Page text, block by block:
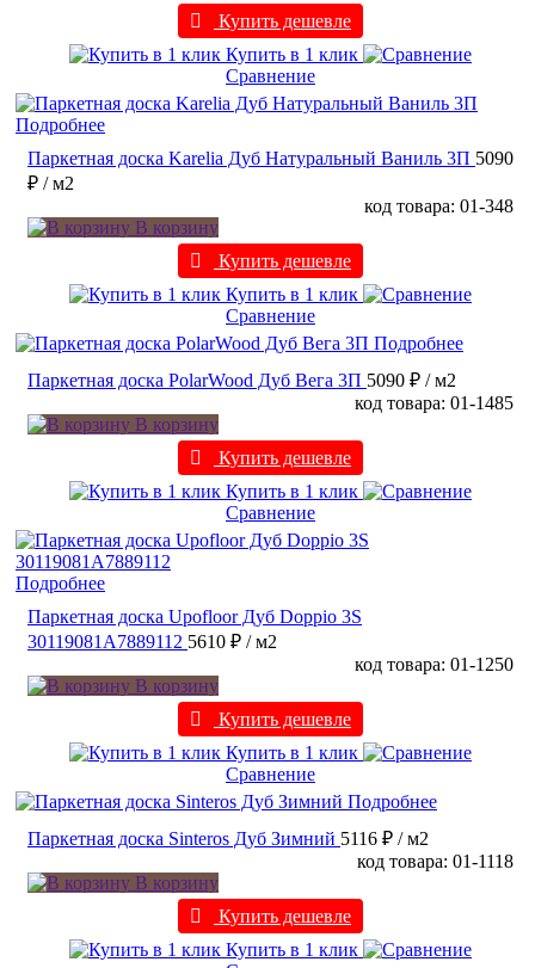
Купить дешевле
Купить в 1 клик
Сравнение
Подробнее
Паркетная доска Karelia Дуб Натуральный Ваниль 3П 5090
₽ / м2
код товара: 01-348
В корзину
Купить дешевле
Купить в 1 клик
Сравнение
Подробнее
Паркетная доска PolarWood Дуб Вега 3П 5090 ₽ / м2
код товара: 01-1485
В корзину
Купить дешевле
Купить в 1 клик
Сравнение
Подробнее
Паркетная доска Upofloor Дуб Doppio 3S
30119081A7889112 5610 ₽ / м2
код товара: 01-1250
В корзину
Купить дешевле
Купить в 1 клик
Сравнение
Подробнее
Паркетная доска Sinteros Дуб Зимний 5116 ₽ / м2
код товара: 01-1118
В корзину
Купить дешевле
Купить в 1 клик